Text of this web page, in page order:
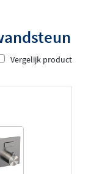
Vergelijk product